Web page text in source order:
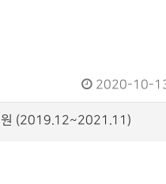
2020-10-
원 (2019.12~2021.11)